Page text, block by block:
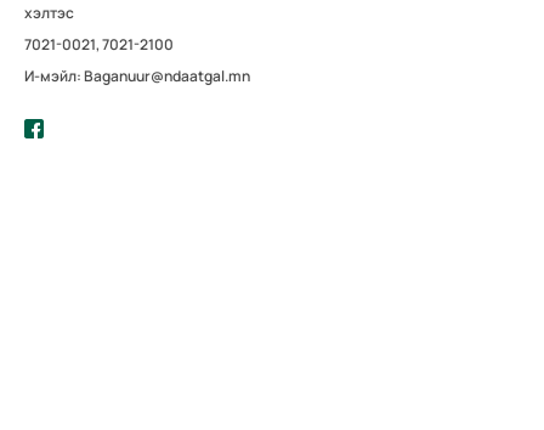
хэлтэс
7021-0021, 7021-2100
И-мэйл: Baganuur@ndaatgal.mn